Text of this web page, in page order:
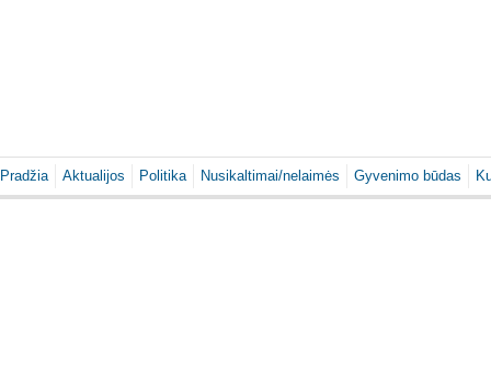
Pradžia Aktualijos Politika Nusikaltimai/nelaimės Gyvenimo būdas